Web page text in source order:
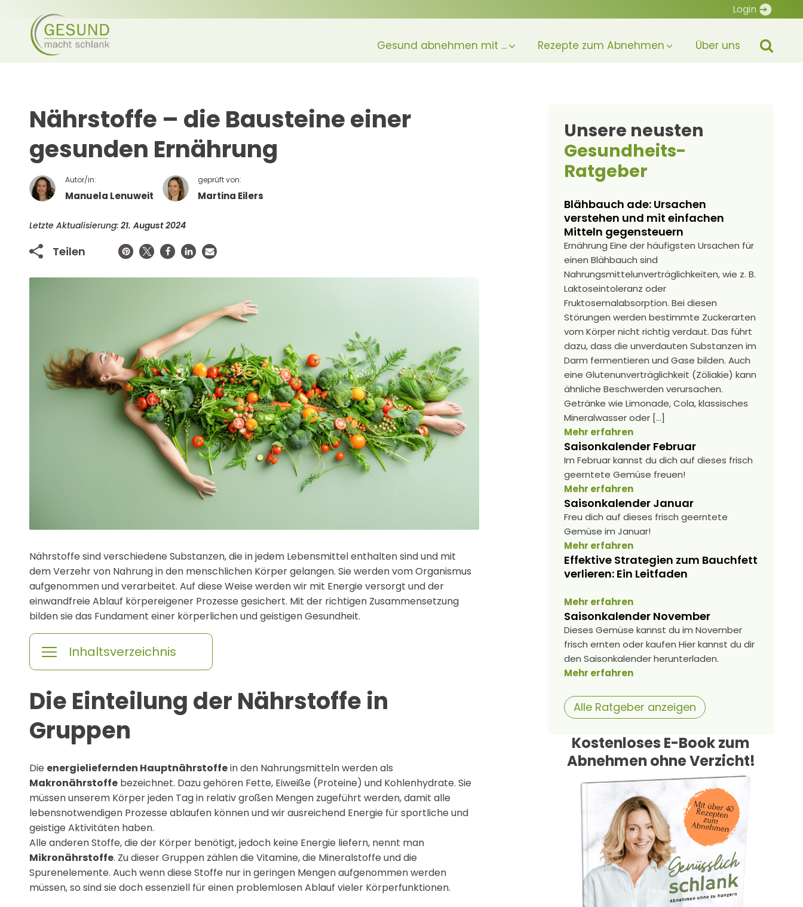
Login
Gesund abnehmen mit ... Rezepte zum Abnehmen Über uns
Nährstoffe – die Bausteine einer
gesunden Ernährung
Autor/in:
Manuela Lenuweit
geprüft von:
Martina Eilers
Letzte Aktualisierung:21. August 2024
Teilen
Nährstoffe sind verschiedene Substanzen, die in jedem Lebensmittel enthalten sind und mit
dem Verzehr von Nahrung in den menschlichen Körper gelangen. Sie werden vom Organismus
aufgenommen und verarbeitet. Auf diese Weise werden wir mit Energie versorgt und der
einwandfreie Ablauf körpereigener Prozesse gesichert. Mit der richtigen Zusammensetzung
bilden sie das Fundament einer körperlichen und geistigen Gesundheit.
Inhaltsverzeichnis
Die Einteilung der Nährstoffe in
Gruppen
Die energieliefernden Hauptnährstoffein den Nahrungsmitteln werden als
Makronährstoffe bezeichnet. Dazu gehören Fette, Eiweiße (Proteine) und Kohlenhydrate. Sie
müssen unserem Körper jeden Tag in relativ großen Mengen zugeführt werden, damit alle
lebensnotwendigen Prozesse ablaufen können und wir ausreichend Energie für sportliche und
geistige Aktivitäten haben.
Alle anderen Stoffe, die der Körper benötigt, jedoch keine Energie liefern, nennt man
Mikronährstoffe. Zu dieser Gruppen zählen die Vitamine, die Mineralstoffe und die
Spurenelemente. Auch wenn diese Stoffe nur in geringen Mengen aufgenommen werden
müssen, so sind sie doch essenziell für einen problemlosen Ablauf vieler Körperfunktionen.
Unsere neusten
Gesundheits-
Ratgeber
Blähbauch ade: Ursachen
verstehen und mit einfachen
Mitteln gegensteuern
Ernährung Eine der häufigsten Ursachen für
einen Blähbauch sind
Nahrungsmittelunverträglichkeiten, wie z. B.
Laktoseintoleranz oder
Fruktosemalabsorption. Bei diesen
Störungen werden bestimmte Zuckerarten
vom Körper nicht richtig verdaut. Das führt
dazu, dass die unverdauten Substanzen im
Darm fermentieren und Gase bilden. Auch
eine Glutenunverträglichkeit (Zöliakie) kann
ähnliche Beschwerden verursachen.
Getränke wie Limonade, Cola, klassisches
Mineralwasser oder […]
Mehr erfahren
Saisonkalender Februar
Im Februar kannst du dich auf dieses frisch
geerntete Gemüse freuen!
Mehr erfahren
Saisonkalender Januar
Freu dich auf dieses frisch geerntete
Gemüse im Januar!
Mehr erfahren
Effektive Strategien zum Bauchfett
verlieren: Ein Leitfaden
Mehr erfahren
Saisonkalender November
Dieses Gemüse kannst du im November
frisch ernten oder kaufen Hier kannst du dir
den Saisonkalender herunterladen.
Mehr erfahren
Alle Ratgeber anzeigen
Kostenloses E-Book zum
Abnehmen ohne Verzicht!